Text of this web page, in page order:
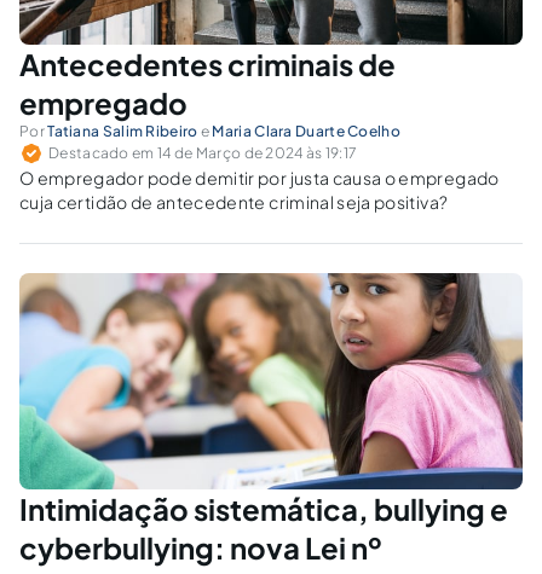
Antecedentes criminais de
empregado
PorTatiana Salim Ribeiro e Maria Clara Duarte Coelho
Destacado em 14 de Março de 2024 às 19:17
O empregador pode demitir por justa causa o empregado
cuja certidão de antecedente criminal seja positiva?
Intimidação sistemática, bullying e
cyberbullying: nova Lei nº